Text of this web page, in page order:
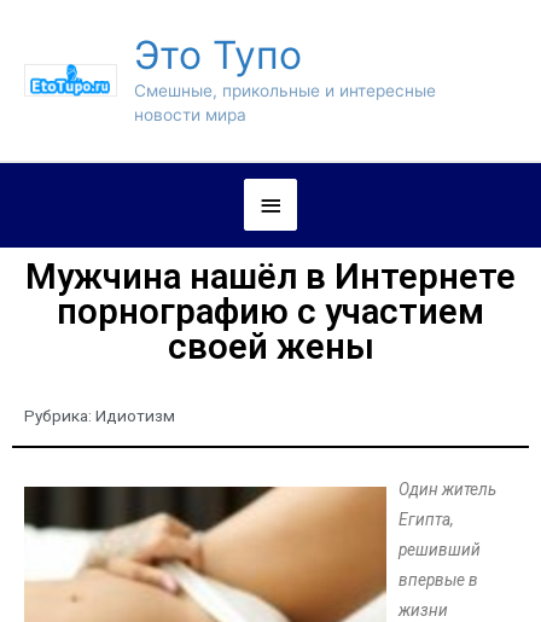
Это Тупо
Смешные, прикольные и интересные
новости мира
Мужчина нашёл в Интернете
порнографию с участием
своей жены
Рубрика: Идиотизм
Один житель
Египта,
решивший
впервые в
жизни